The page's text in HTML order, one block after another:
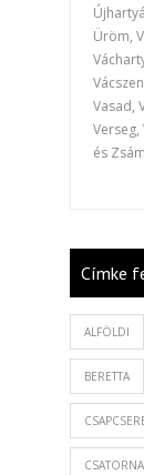
Üröm,
Vasad,
és
Címke
ALFÖLDI
BERETTA
CSATORNA